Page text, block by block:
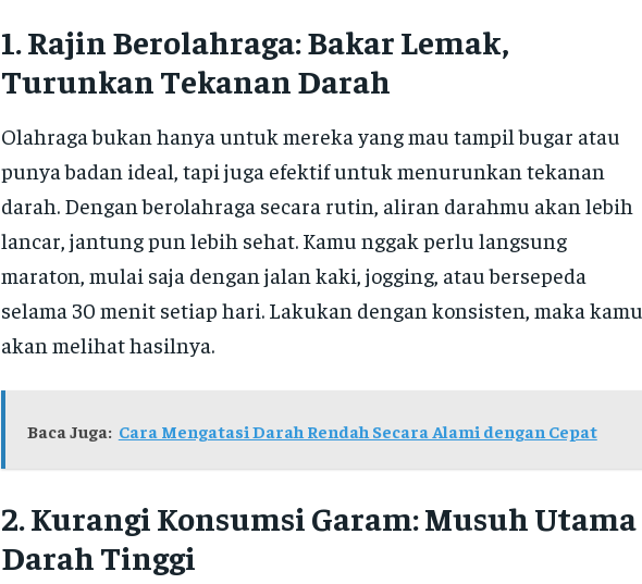
1. Rajin Berolahraga: Bakar Lemak,
Turunkan Tekanan Darah
Olahraga bukan hanya untuk mereka yang mau tampil bugar atau
punya badan ideal, tapi juga efektif untuk menurunkan tekanan
darah. Dengan berolahraga secara rutin, aliran darahmu akan lebih
lancar, jantung pun lebih sehat. Kamu nggak perlu langsung
maraton, mulai saja dengan jalan kaki, jogging, atau bersepeda
selama 30 menit setiap hari. Lakukan dengan konsisten, maka kamu
akan melihat hasilnya.
Baca Juga: Cara Mengatasi Darah Rendah Secara Alami dengan Cepat
2. Kurangi Konsumsi Garam: Musuh Utama
Darah Tinggi